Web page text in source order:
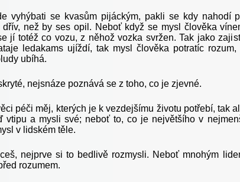
vyhýbati se kvasům pijáckým, pakli se kdy nahodí
dřív, než by ses opil. Neboť když se mysl člověka
jí totéž co vozu, z něhož vozka svržen. Tak jako
ledakams ujíždí, tak mysl člověka potratíc rozum,
ubíhá.
nejsnáze poznává se z toho, co je zjevné.
péči měj, kterých je k vezdejšímu životu potřebí, tak
vtipu a mysli své; neboť to, co je největšího v
v lidském těle.
nejprve si to bedlivě rozmysli. Neboť mnohým
rozumem.